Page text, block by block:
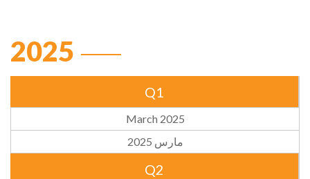
2025
Q1
March 2025
مارس 2025
Q2